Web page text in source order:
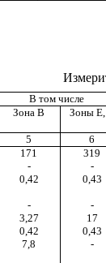
В том числе
Зона В Зоны Е,
5 6
171 319
- -
0,42 0,43
- -
3,27 17
0,42 0,43
7,8 -